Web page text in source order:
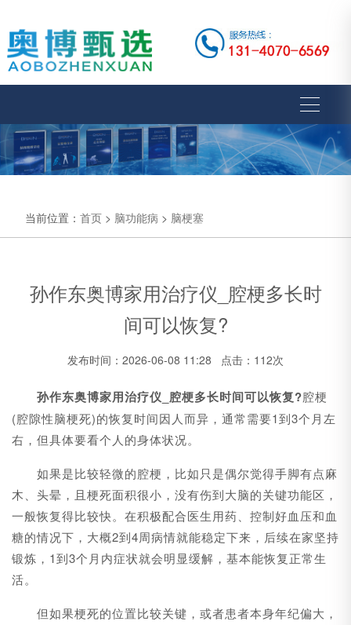
当前位置： 首页 > 脑功能病 > 脑梗塞
孙作东奥博家用治疗仪_腔梗多长时
间可以恢复?
发布时间：2026-06-08 11:28 点击：112次
孙作东奥博家用治疗仪_腔梗多长时间可以恢复?腔梗
(腔隙性脑梗死)的恢复时间因人而异，通常需要1到3个月左
右，但具体要看个人的身体状况。
如果是比较轻微的腔梗，比如只是偶尔觉得手脚有点麻
木、头晕，且梗死面积很小，没有伤到大脑的关键功能区，
一般恢复得比较快。在积极配合医生用药、控制好血压和血
糖的情况下，大概2到4周病情就能稳定下来，后续在家坚持
锻炼，1到3个月内症状就会明显缓解，基本能恢复正常生
活。
但如果梗死的位置比较关键，或者患者本身年纪偏大，